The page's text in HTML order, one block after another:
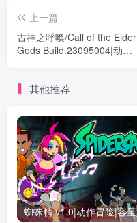
上一篇
古神之呼唤/Call of the Elder
Gods Build.23095004|动作
其他推荐